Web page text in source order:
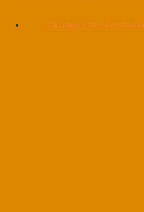
Cầu nâng 2 trụ cổng trên